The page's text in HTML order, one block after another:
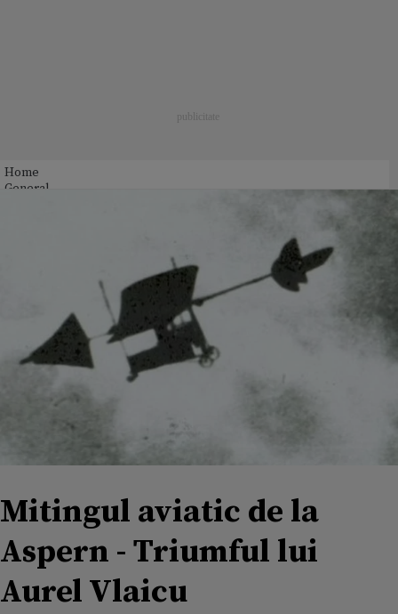
Home
General
Mitingul aviatic de la
Aspern - Triumful lui
Aurel Vlaicu